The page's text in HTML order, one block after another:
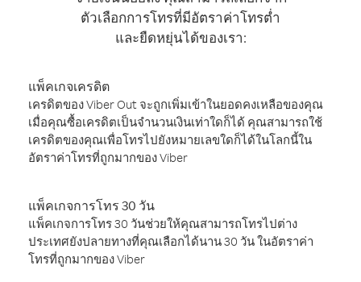
ตัวเลือกการโทรที่มีอัตราค่าโทรต่ำ
และยืดหยุ่นได้ของเรา:
แพ็คเกจเครดิต
เครดิตของ Viber Out จะถูกเพิ่มเข้าในยอดคงเหลือของคุณ
เมื่อคุณซื้อเครดิตเป็นจำนวนเงินเท่าใดก็ได้ คุณสามารถใช้
เครดิตของคุณเพื่อโทรไปยังหมายเลขใดก็ได้ในโลกนี้ใน
อัตราค่าโทรที่ถูกมากของ Viber
แพ็คเกจการโทร 30 วัน
แพ็คเกจการโทร 30 วันช่วยให้คุณสามารถโทรไปต่าง
ประเทศยังปลายทางที่คุณเลือกได้นาน 30 วัน ในอัตราค่า
โทรที่ถูกมากของ Viber